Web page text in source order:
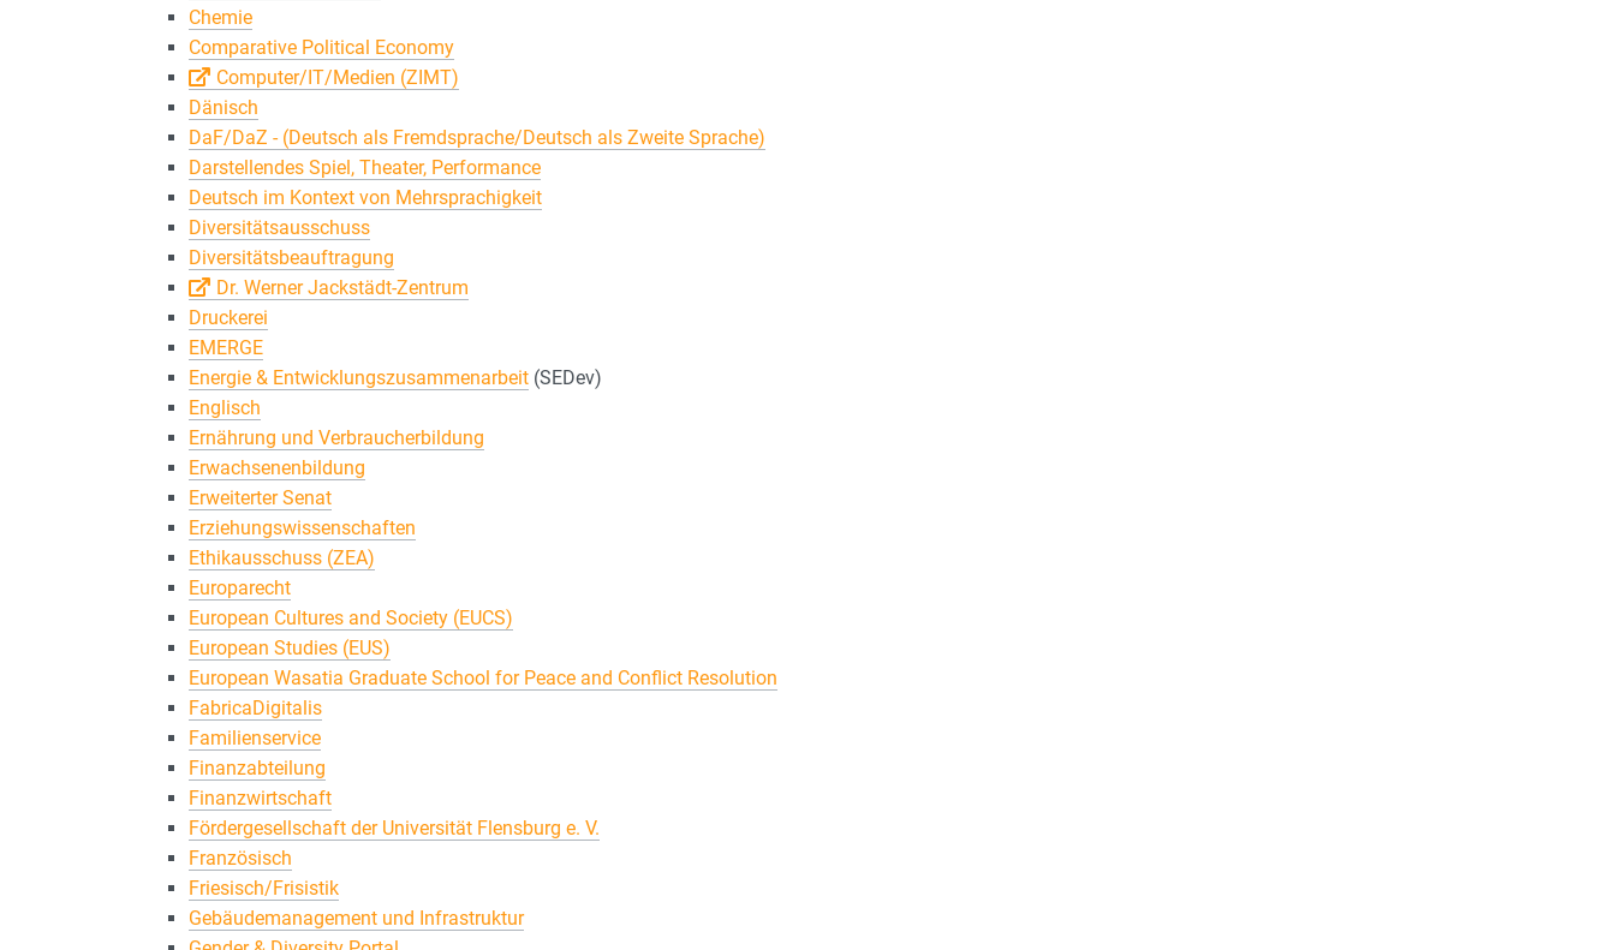
Chemie
Comparative Political Economy
Computer/IT/Medien (ZIMT)
Dänisch
DaF/DaZ - (Deutsch als Fremdsprache/Deutsch als Zweite Sprache)
Darstellendes Spiel, Theater, Performance
Deutsch im Kontext von Mehrsprachigkeit
Diversitätsausschuss
Diversitätsbeauftragung
Dr. Werner Jackstädt-Zentrum
Druckerei
EMERGE
Energie & Entwicklungszusammenarbeit (SEDev)
Englisch
Ernährung und Verbraucherbildung
Erwachsenenbildung
Erweiterter Senat
Erziehungswissenschaften
Ethikausschuss (ZEA)
Europarecht
European Cultures and Society (EUCS)
European Studies (EUS)
European Wasatia Graduate School for Peace and Conflict Resolution
FabricaDigitalis
Familienservice
Finanzabteilung
Finanzwirtschaft
Fördergesellschaft der Universität Flensburg e. V.
Französisch
Friesisch/Frisistik
Gebäudemanagement und Infrastruktur